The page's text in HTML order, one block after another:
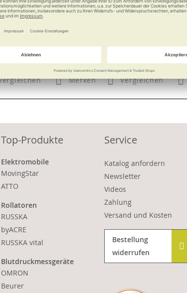
RS2
Blutdruckmessgerät BC 44
53,99 €
Merken Vergleichen
Top-Produkte
Elektromobile
MovingStar
ATTO
Rollatoren
RUSSKA
byACRE
RUSSKA vital
Blutdruckmessgeräte
OMRON
Beurer
Service
Katalog anfordern
Newsletter
Videos
Zahlung
Versand und Kosten
Bestellung
widerrufen